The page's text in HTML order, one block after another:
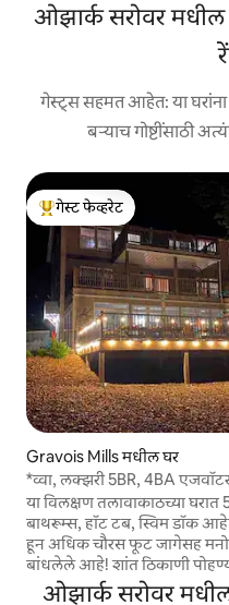
ओझार्क सरोवर
गेस्ट्स सहमत आहेत: या
बऱ्याच गोष्टींसाठी
टॉप गेस्ट फेव्हरेट
गेस्ट फेव्हरेट
Gravois Mills मधील घर
*व्वा, लक्झरी 5BR, 4BA
टब!
या विलक्षण तलावाकाठच्या घरात
बाथरूम्स, हॉट टब, स्विम डॉक
हून अधिक चौरस फूट जागेसह
बांधलेले आहे! शांत ठिकाणी पोहण्याचा आनंद घ्या
आणि आमच्या दोन कयाक, पेडल
ओझार्क सरोवर